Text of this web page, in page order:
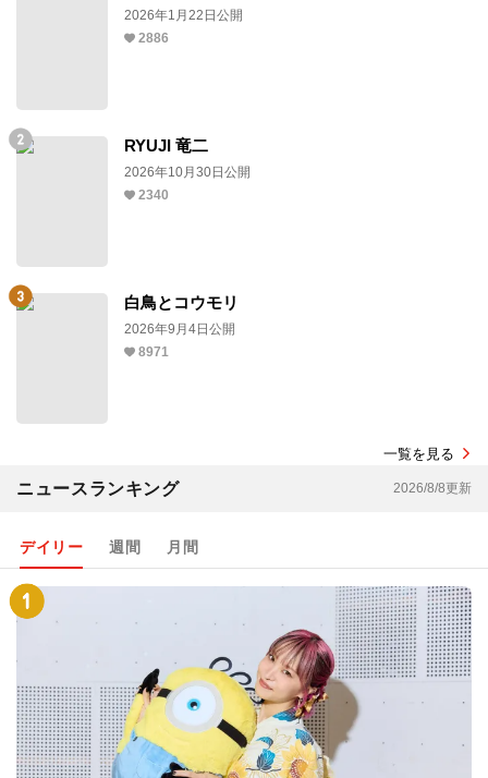
2026年1月22日公開
2886
RYUJI 竜二
2026年10月30日公開
2340
白鳥とコウモリ
2026年9月4日公開
8971
一覧を見る
ニュースランキング 2026/8/8更新
デイリー 週間 月間